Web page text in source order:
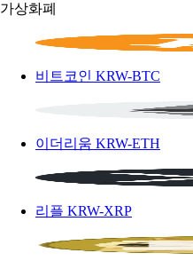
가상화폐
비트코인 KRW-BTC
이더리움 KRW-ETH
리플 KRW-XRP